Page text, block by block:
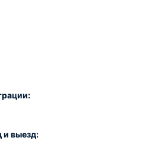
и выезд: